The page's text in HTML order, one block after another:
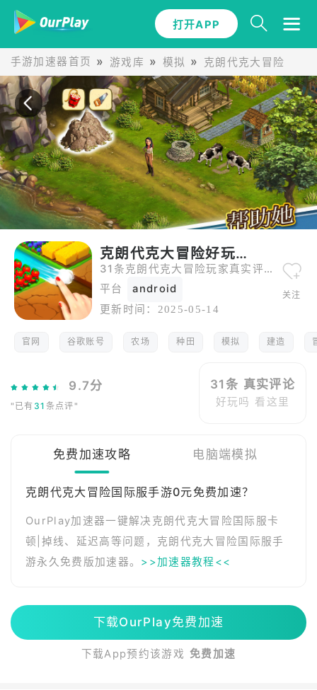
手游加速器首页 游戏库 模拟 克朗代克大冒险
打开APP
克朗代克大冒险好玩吗|评论
31条克朗代克大冒险玩家真实评论，从五星好评到一星差评全都有。
平台
android
更新时间： 2025-05-14
关注
官网 谷歌账号 农场 种田 模拟 建造
9.7分
"已有 31 条点评"
31条 真实评论
好玩吗 看这里
免费加速攻略 电脑端模拟
克朗代克大冒险国际服手游0元免费加速？
OurPlay加速器一键解决克朗代克大冒险国际服卡
顿|掉线、延迟高等问题，克朗代克大冒险国际服手
游永久免费版加速器。 >>加速器教程<<
下载OurPlay免费加速
下载App预约该游戏 免费加速